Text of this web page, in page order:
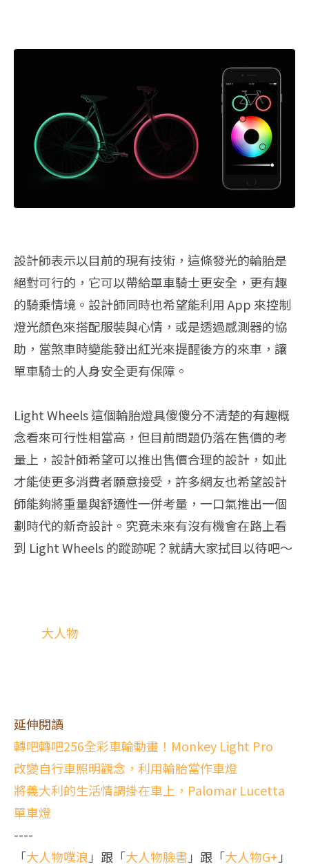
設計師表示以目前的現有技術，這條發光的輪胎是
絕對可行的，它可以帶給單車騎士更安全，更有趣
的騎乘情境。設計師同時也希望能利用 App 來控制
燈光顏色來搭配服裝與心情，或是透過感測器的協
助，當煞車時變能發出紅光來提醒後方的來車，讓
單車騎士的人身安全更有保障。
Light Wheels 這個輪胎燈具傻傻分不清楚的有趣概
念看來可行性相當高，但目前問題仍落在售價的考
量上，設計師希望可以推出售價合理的設計，如此
才能使更多消費者願意接受，許多網友也希望設計
師能夠將重量與舒適性一併考量，一口氣推出一個
劃時代的新奇設計。究竟未來有沒有機會在路上看
到 Light Wheels 的蹤跡呢？就請大家拭目以待吧～
大人物
延伸閱讀
轉吧轉吧256全彩車輪動畫！Monkey Light Pro
改變自行車照明觀念，利用輪胎當作車燈
將義大利的生活情調掛在車上，Palomar Lucetta
單車燈
----
「大人物噗浪 」跟「大人物臉書」跟「大人物G+ 」